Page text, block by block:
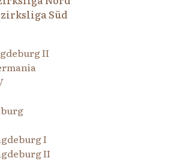
Süd
II
I
II